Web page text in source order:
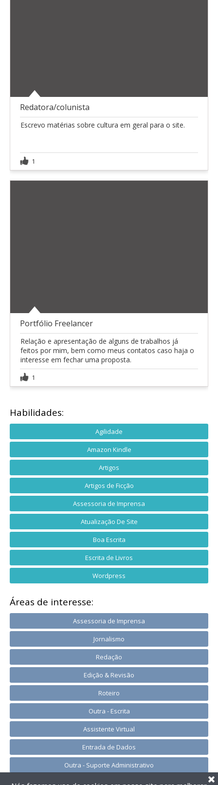
Redatora/colunista
Escrevo matérias sobre cultura em geral para o site.
1
Portfólio Freelancer
Relação e apresentação de alguns de trabalhos já
feitos por mim, bem como meus contatos caso haja o
interesse em fechar uma proposta.
1
Habilidades:
Agilidade
Amazon Kindle
Artigos
Artigos de Ficção
Assessoria de Imprensa
Atualização De Site
Boa Escrita
Escrita de Livros
Wordpress
Áreas de interesse:
Assessoria de Imprensa
Jornalismo
Redação
Edição & Revisão
Roteiro
Outra - Escrita
Assistente Virtual
Entrada de Dados
Outra - Suporte Administrativo